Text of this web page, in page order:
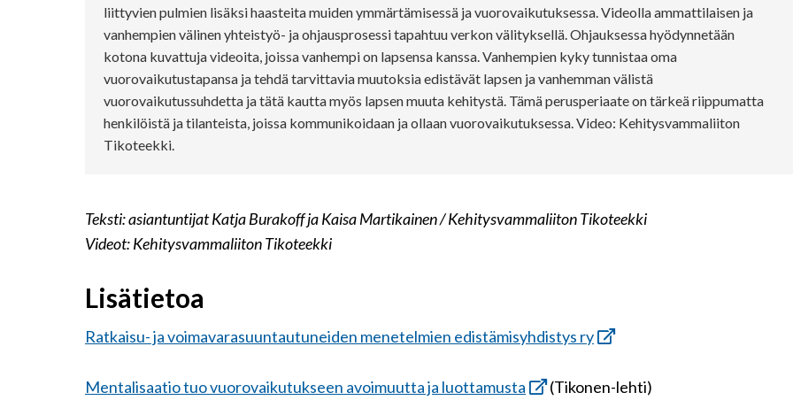
liittyvien pulmien lisäksi haasteita muiden ymmärtämisessä ja vuorovaikutuksessa. Videolla ammattilaisen ja
vanhempien välinen yhteistyö- ja ohjausprosessi tapahtuu verkon välityksellä. Ohjauksessa hyödynnetään
kotona kuvattuja videoita, joissa vanhempi on lapsensa kanssa. Vanhempien kyky tunnistaa oma
vuorovaikutustapansa ja tehdä tarvittavia muutoksia edistävät lapsen ja vanhemman välistä
vuorovaikutussuhdetta ja tätä kautta myös lapsen muuta kehitystä. Tämä perusperiaate on tärkeä riippumatta
henkilöistä ja tilanteista, joissa kommunikoidaan ja ollaan vuorovaikutuksessa. Video: Kehitysvammaliiton
Tikoteekki.
Teksti: asiantuntijat Katja Burakoffja Kaisa Martikainen/ Kehitysvammaliiton Tikoteekki
Videot: Kehitysvammaliiton Tikoteekki
Lisätietoa
Ratkaisu- ja voimavarasuuntautuneiden menetelmien edistämisyhdistys ry
Mentalisaatio tuo vuorovaikutukseen avoimuutta ja luottamusta (Tikonen-lehti)